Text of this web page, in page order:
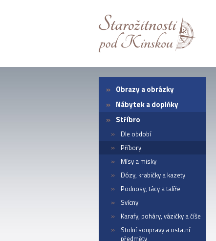
Obrazy a obrázky
Nábytek a doplňky
Stříbro
Dle období
Příbory
Mísy a misky
Dózy, krabičky a kazety
Podnosy, tácy a talíře
Svícny
Karafy, poháry, vázičky a číše
Stolní soupravy a ostatní
předměty